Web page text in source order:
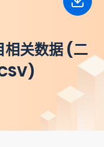
相关数据 (二
下载